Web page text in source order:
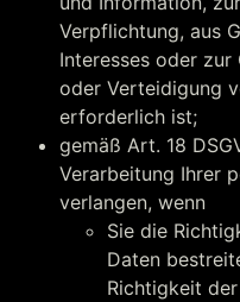
Verpflichtung, aus
Interesses oder zur
oder Verteidigung
erforderlich ist;
gemäß Art. 18
Verarbeitung Ihrer
verlangen, wenn
Sie die
Daten
Richtigkeit